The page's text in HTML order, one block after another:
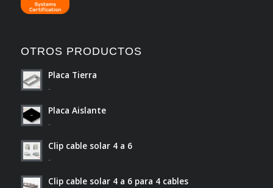
OTROS PRODUCTOS
Placa Tierra
-
Placa Aislante
-
Clip cable solar 4 a 6
-
Clip cable solar 4 a 6 para 4 cables